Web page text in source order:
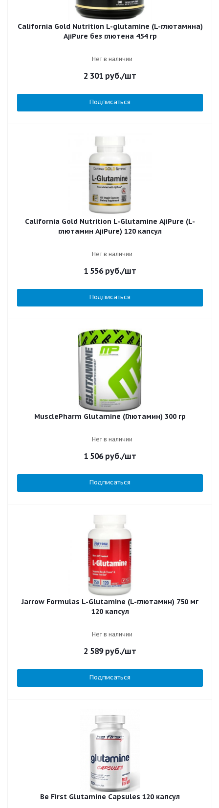
California Gold Nutrition L-glutamine (L-глютамина)
AjiPure без глютена 454 гр
Нет в наличии
2 301 руб./шт
Подписаться
California Gold Nutrition L-Glutamine AjiPure (L-
глютамин AjiPure) 120 капсул
Нет в наличии
1 556руб./шт
Подписаться
MusclePharm Glutamine (Глютамин) 300 гр
Нет в наличии
1 506руб./шт
Подписаться
Jarrow Formulas L-Glutamine (L-глютамин) 750 мг
120 капсул
Нет в наличии
2 589руб./шт
Подписаться
Be First Glutamine Capsules 120 капсул